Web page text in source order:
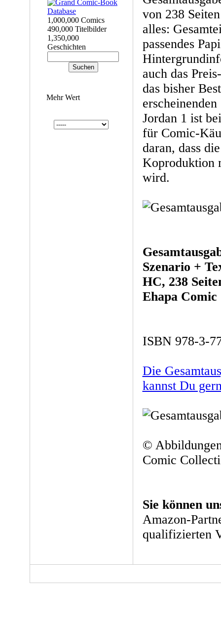
1,000,000 Comics
490,000 Titelbilder
1,350,000
Geschichten
Mehr Wert
von 238
alles:
passendes
auch das
das bisher
Jordan 1 ist
für Comic-
daran, dass
Koproduktion
wird.
Szenario +
HC, 238
Ehapa Comic
ISBN 978-3-
Die
kannst Du
©
Comic
Sie können
Amazon-
qualifizierten